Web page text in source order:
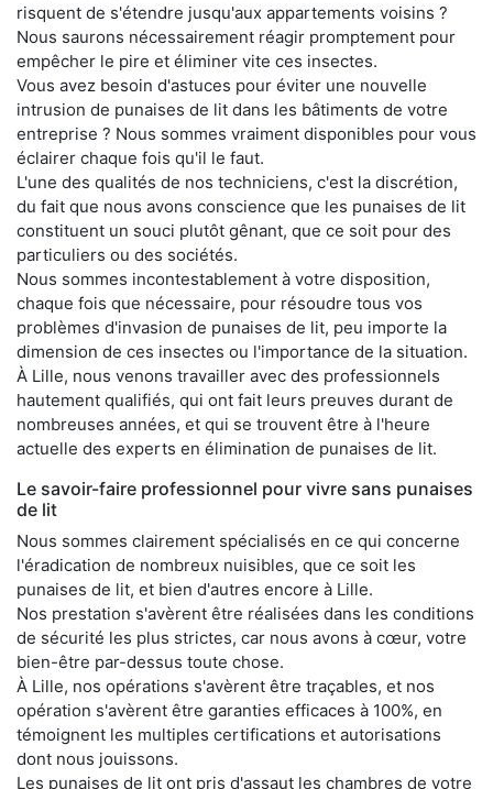
risquent de s'étendre jusqu'aux appartements voisins ?
Nous saurons nécessairement réagir promptement pour
empêcher le pire et éliminer vite ces insectes.
Vous avez besoin d'astuces pour éviter une nouvelle
intrusion de punaises de lit dans les bâtiments de votre
entreprise ? Nous sommes vraiment disponibles pour vous
éclairer chaque fois qu'il le faut.
L'une des qualités de nos techniciens, c'est la discrétion,
du fait que nous avons conscience que les punaises de lit
constituent un souci plutôt gênant, que ce soit pour des
particuliers ou des sociétés.
Nous sommes incontestablement à votre disposition,
chaque fois que nécessaire, pour résoudre tous vos
problèmes d'invasion de punaises de lit, peu importe la
dimension de ces insectes ou l'importance de la situation.
À Lille, nous venons travailler avec des professionnels
hautement qualifiés, qui ont fait leurs preuves durant de
nombreuses années, et qui se trouvent être à l'heure
actuelle des experts en élimination de punaises de lit.
Le savoir-faire professionnel pour vivre sans punaises
de lit
Nous sommes clairement spécialisés en ce qui concerne
l'éradication de nombreux nuisibles, que ce soit les
punaises de lit, et bien d'autres encore à Lille.
Nos prestation s'avèrent être réalisées dans les conditions
de sécurité les plus strictes, car nous avons à cœur, votre
bien-être par-dessus toute chose.
À Lille, nos opérations s'avèrent être traçables, et nos
opération s'avèrent être garanties efficaces à 100%, en
témoignent les multiples certifications et autorisations
dont nous jouissons.
Les punaises de lit ont pris d'assaut les chambres de votre